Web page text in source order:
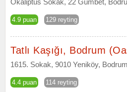
Okaliptüs Sokak, 22 Gümbet,
4.9 puan 129 reyting
Tatlı Kaşığı, Bodrum
1615. Sokak, 9010 Yeniköy,
4.4 puan 114 reyting